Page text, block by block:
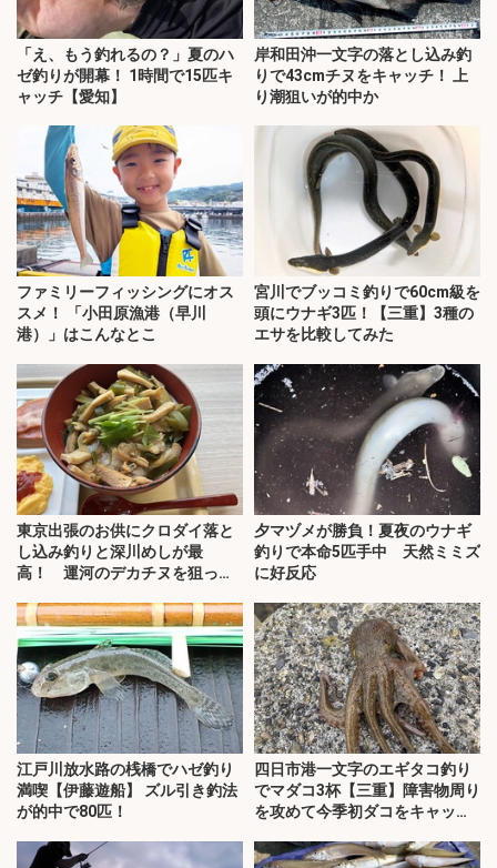
「え、もう釣れるの？」夏のハ
ゼ釣りが開幕！ 1時間で15匹キ
ャッチ【愛知】
岸和田沖一文字の落とし込み釣
りで43cmチヌをキャッチ！ 上
り潮狙いが的中か
ファミリーフィッシングにオス
スメ！ 「小田原漁港（早川
港）」はこんなとこ
宮川でブッコミ釣りで60cm級を
頭にウナギ3匹！【三重】3種の
エサを比較してみた
東京出張のお供にクロダイ落と
し込み釣りと深川めしが最
高！ 運河のデカチヌを狙って
夕マヅメが勝負！夏夜のウナギ
釣りで本命5匹手中 天然ミミズ
に好反応
江戸川放水路の桟橋でハゼ釣り
満喫【伊藤遊船】 ズル引き釣法
が的中で80匹！
四日市港一文字のエギタコ釣り
でマダコ3杯【三重】障害物周り
を攻めて今季初ダコをキャッ